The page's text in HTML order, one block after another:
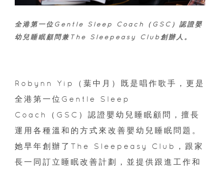
全港第一位Gentle Sleep Coach（GSC）認證嬰
幼兒睡眠顧問兼The Sleepeasy Club創辦人。
Robynn Yip（葉中月）既是唱作歌手，更是
全港第一位Gentle Sleep
Coach（GSC）認證嬰幼兒睡眠顧問，擅長
運用各種溫和的方式來改善嬰幼兒睡眠問題。
她早年創辦了The Sleepeasy Club，跟家
長一同訂立睡眠改善計劃，並提供跟進工作和